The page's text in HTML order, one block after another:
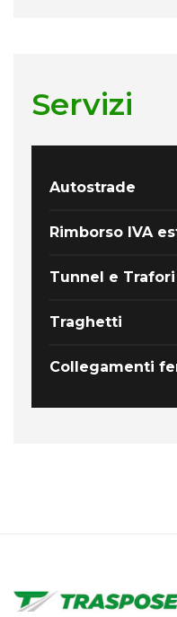
Servizi
Autostrade
Rimborso IVA
Tunnel e Trafori
Traghetti
Collegamenti